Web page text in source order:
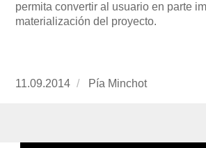
permita convertir al usuario en parte
materialización del proyecto.
Publicado
11.09.2014 https://
Pía Minchot